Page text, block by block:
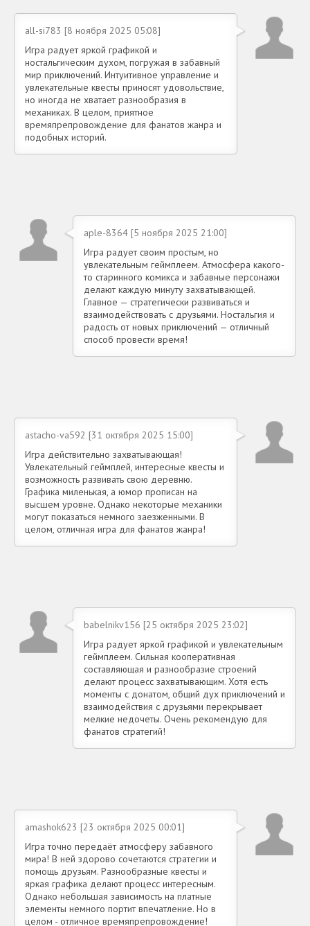
all-si783 [8 ноября 2025 05:08]
Игра радует яркой графикой и
ностальгическим духом, погружая в забавный
мир приключений. Интуитивное управление и
увлекательные квесты приносят удовольствие,
но иногда не хватает разнообразия в
механиках. В целом, приятное
времяпрепровождение для фанатов жанра и
подобных историй.
aple-8364 [5 ноября 2025 21:00]
Игра радует своим простым, но
увлекательным геймплеем. Атмосфера какого-
то старинного комикса и забавные персонажи
делают каждую минуту захватывающей.
Главное — стратегически развиваться и
взаимодействовать с друзьями. Ностальгия и
радость от новых приключений — отличный
способ провести время!
astacho-va592 [31 октября 2025 15:00]
Игра действительно захватывающая!
Увлекательный геймплей, интересные квесты и
возможность развивать свою деревню.
Графика миленькая, а юмор прописан на
высшем уровне. Однако некоторые механики
могут показаться немного заезженными. В
целом, отличная игра для фанатов жанра!
babelnikv156 [25 октября 2025 23:02]
Игра радует яркой графикой и увлекательным
геймплеем. Сильная кооперативная
составляющая и разнообразие строений
делают процесс захватывающим. Хотя есть
моменты с донатом, общий дух приключений и
взаимодействия с друзьями перекрывает
мелкие недочеты. Очень рекомендую для
фанатов стратегий!
amashok623 [23 октября 2025 00:01]
Игра точно передаёт атмосферу забавного
мира! В ней здорово сочетаются стратегии и
помощь друзьям. Разнообразные квесты и
яркая графика делают процесс интересным.
Однако небольшая зависимость на платные
элементы немного портит впечатление. Но в
целом - отличное времяпрепровождение!